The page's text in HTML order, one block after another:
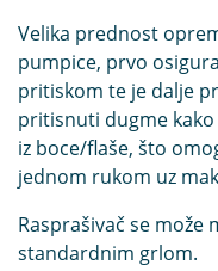
Velika prednost
pumpice, prvo
pritiskom te je dalje
pritisnuti dugme kako
iz boce/flaše, što
jednom rukom uz
Rasprašivač se
standardnim grlom.